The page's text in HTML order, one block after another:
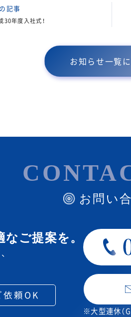
記事
30年度入社式！
お知らせ一覧
お問い
なご提案を。
頼OK
※大型連休（